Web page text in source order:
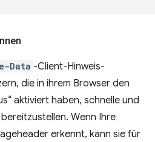
Data -Client-Hinweis-
die in ihrem Browser den
aktiviert haben, schnelle und
Wenn Ihre
erkennt, kann sie für